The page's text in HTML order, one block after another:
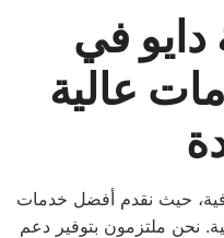
دايو في
عالية
حيث نقدم أفضل خدمات
نحن ملتزمون بتوفير دعم